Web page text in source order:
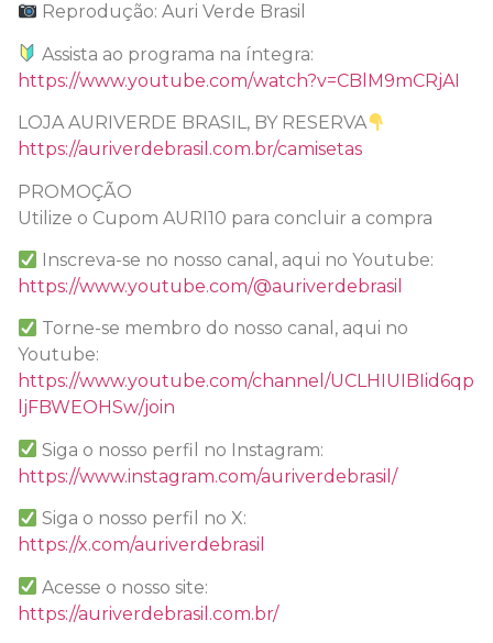
Reprodução: Auri Verde Brasil
Assista ao programa na íntegra:
https://www.youtube.com/watch?v=CBlM9mCRjAI
LOJA AURIVERDE BRASIL, BY RESERVA
https://auriverdebrasil.com.br/camisetas
PROMOÇÃO
Utilize o Cupom AURI10 para concluir a compra
Inscreva-se no nosso canal, aqui no Youtube:
https://www.youtube.com/@auriverdebrasil
Torne-se membro do nosso canal, aqui no
Youtube:
https://www.youtube.com/channel/UCLHIUIBIid6qp
ljFBWEOHSw/join
Siga o nosso perfil no Instagram:
https://www.instagram.com/auriverdebrasil/
Siga o nosso perfil no X:
https://x.com/auriverdebrasil
Acesse o nosso site:
https://auriverdebrasil.com.br/